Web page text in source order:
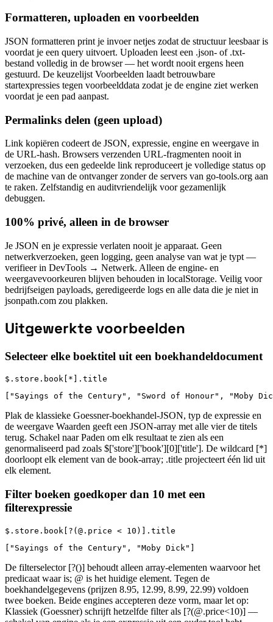
Formatteren, uploaden en voorbeelden
JSON formatteren print je invoer netjes zodat de structuur leesbaar is
voordat je een query uitvoert. Uploaden leest een .json- of .txt-
bestand volledig in de browser — het wordt nooit ergens heen
gestuurd. De keuzelijst Voorbeelden laadt betrouwbare
startexpressies tegen voorbeelddata zodat je de engine ziet werken
voordat je een pad aanpast.
Permalinks delen (geen upload)
Link kopiëren codeert de JSON, expressie, engine en weergave in
de URL-hash. Browsers verzenden URL-fragmenten nooit in
verzoeken, dus een gedeelde link reproduceert je volledige status op
de machine van de ontvanger zonder de servers van go-tools.org aan
te raken. Zelfstandig en auditvriendelijk voor gezamenlijk
debuggen.
100% privé, alleen in de browser
Je JSON en je expressie verlaten nooit je apparaat. Geen
netwerkverzoeken, geen logging, geen analyse van wat je typt —
verifieer in DevTools → Netwerk. Alleen de engine- en
weergavevoorkeuren blijven behouden in localStorage. Veilig voor
bedrijfseigen payloads, geredigeerde logs en alle data die je niet in
jsonpath.com zou plakken.
Uitgewerkte voorbeelden
Selecteer elke boektitel uit een boekhandeldocument
$.store.book[*].title
["Sayings of the Century", "Sword of Honour", "Moby
Plak de klassieke Goessner-boekhandel-JSON, typ de expressie en
de weergave Waarden geeft een JSON-array met alle vier de titels
terug. Schakel naar Paden om elk resultaat te zien als een
genormaliseerd pad zoals $['store']['book'][0]['title']. De wildcard [*]
doorloopt elk element van de book-array; .title projecteert één lid uit
elk element.
Filter boeken goedkoper dan 10 met een
filterexpressie
$.store.book[?(@.price < 10)].title
["Sayings of the Century", "Moby Dick"]
De filterselector [?()] behoudt alleen array-elementen waarvoor het
predicaat waar is; @ is het huidige element. Tegen de
boekhandelgegevens (prijzen 8.95, 12.99, 8.99, 22.99) voldoen
twee boeken. Beide engines accepteren deze vorm, maar let op:
Klassiek (Goessner) schrijft hetzelfde filter als [?(@.price<10)] —